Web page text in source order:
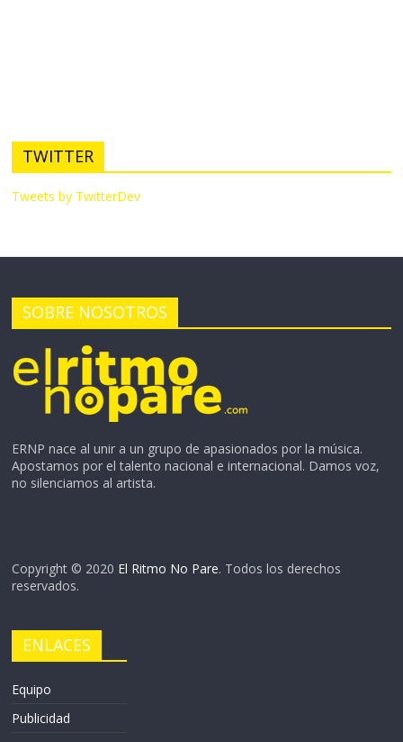
TWITTER
Tweets by TwitterDev
SOBRE NOSOTROS
ERNP nace al unir a un grupo de apasionados por la música.
Apostamos por el talento nacional e internacional. Damos voz,
no silenciamos al artista.
Copyright © 2020 El Ritmo No Pare. Todos los derechos
reservados.
ENLACES
Equipo
Publicidad